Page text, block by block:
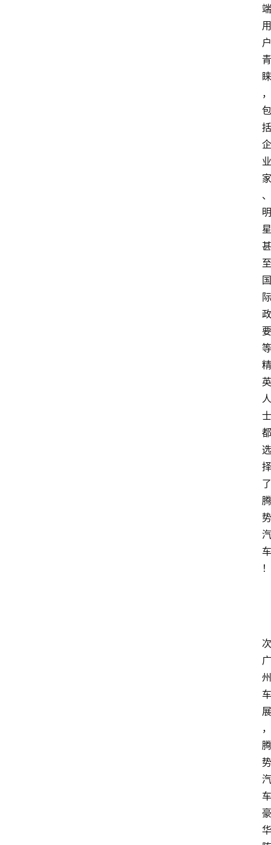
端
用
户
青
睐
，
包
括
企
业
家
、
明
星
甚
至
国
际
政
要
等
精
英
人
士
都
选
择
了
腾
势
汽
车
！
次
广
州
车
展
，
腾
势
汽
车
豪
华